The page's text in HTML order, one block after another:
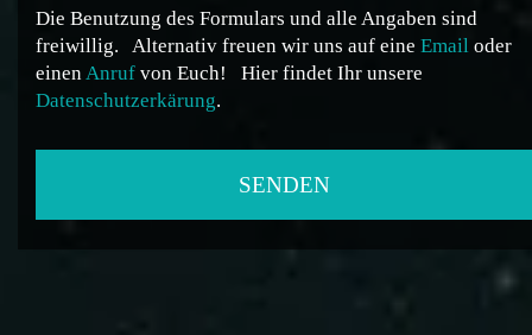
Die Benutzung des Formulars und alle Angaben sind
freiwillig.
Alternativ freuen wir uns auf eine Email oder
einenAnruf von Euch!
Hier findet Ihr unsere
Datenschutzerkärung.